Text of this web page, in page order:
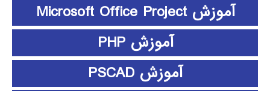
آموزش Microsoft Office Project
آموزش PHP
آموزش PSCAD